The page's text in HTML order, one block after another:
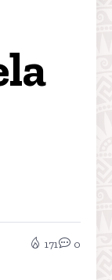
171 0